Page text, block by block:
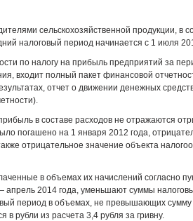
сельскохозяйственной продукции, в
налоговый период начинается с 1 июля
по налогу на прибыль предприятий за
входит полный пакет финансовой
отчет о движении денежных
в составе расходов не отражаются
погашено на 1 января 2012 года,
отрицательное значение объекта
в объемах их начислений согласно
апрель 2014 года, уменьшают суммы
период в объемах, не превышающих сумму
рубли из расчета 3,4 рубля за гривну.